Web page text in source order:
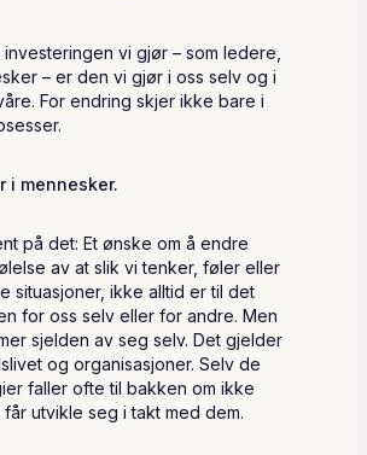
vi gjør – som ledere,
– er den vi gjør i oss selv og i
For endring skjer ikke bare i
i mennesker.
på det: Et ønske om å endre
av at slik vi tenker, føler eller
situasjoner, ikke alltid er til det
for oss selv eller for andre. Men
sjelden av seg selv. Det gjelder
og organisasjoner. Selv de
faller ofte til bakken om ikke
utvikle seg i takt med dem.